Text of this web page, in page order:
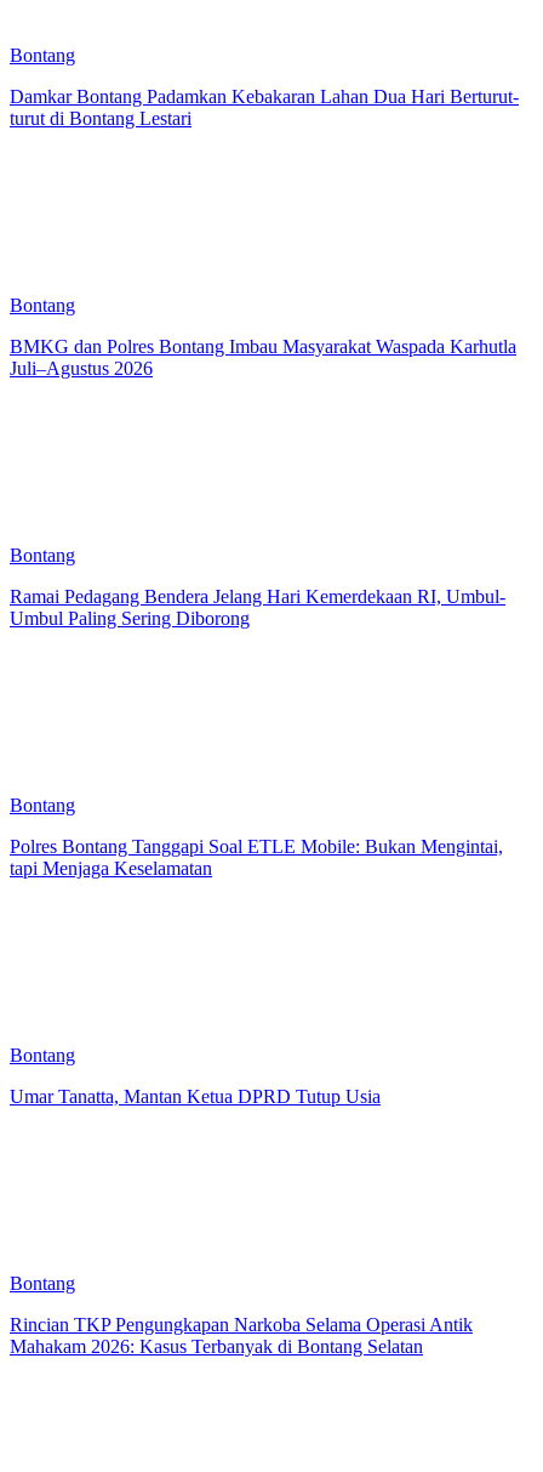
Bontang
Damkar Bontang Padamkan Kebakaran Lahan Dua Hari Berturut-
turut di Bontang Lestari
Bontang
BMKG dan Polres Bontang Imbau Masyarakat Waspada Karhutla
Juli–Agustus 2026
Bontang
Ramai Pedagang Bendera Jelang Hari Kemerdekaan RI, Umbul-
Umbul Paling Sering Diborong
Bontang
Polres Bontang Tanggapi Soal ETLE Mobile: Bukan Mengintai,
tapi Menjaga Keselamatan
Bontang
Umar Tanatta, Mantan Ketua DPRD Tutup Usia
Bontang
Rincian TKP Pengungkapan Narkoba Selama Operasi Antik
Mahakam 2026: Kasus Terbanyak di Bontang Selatan